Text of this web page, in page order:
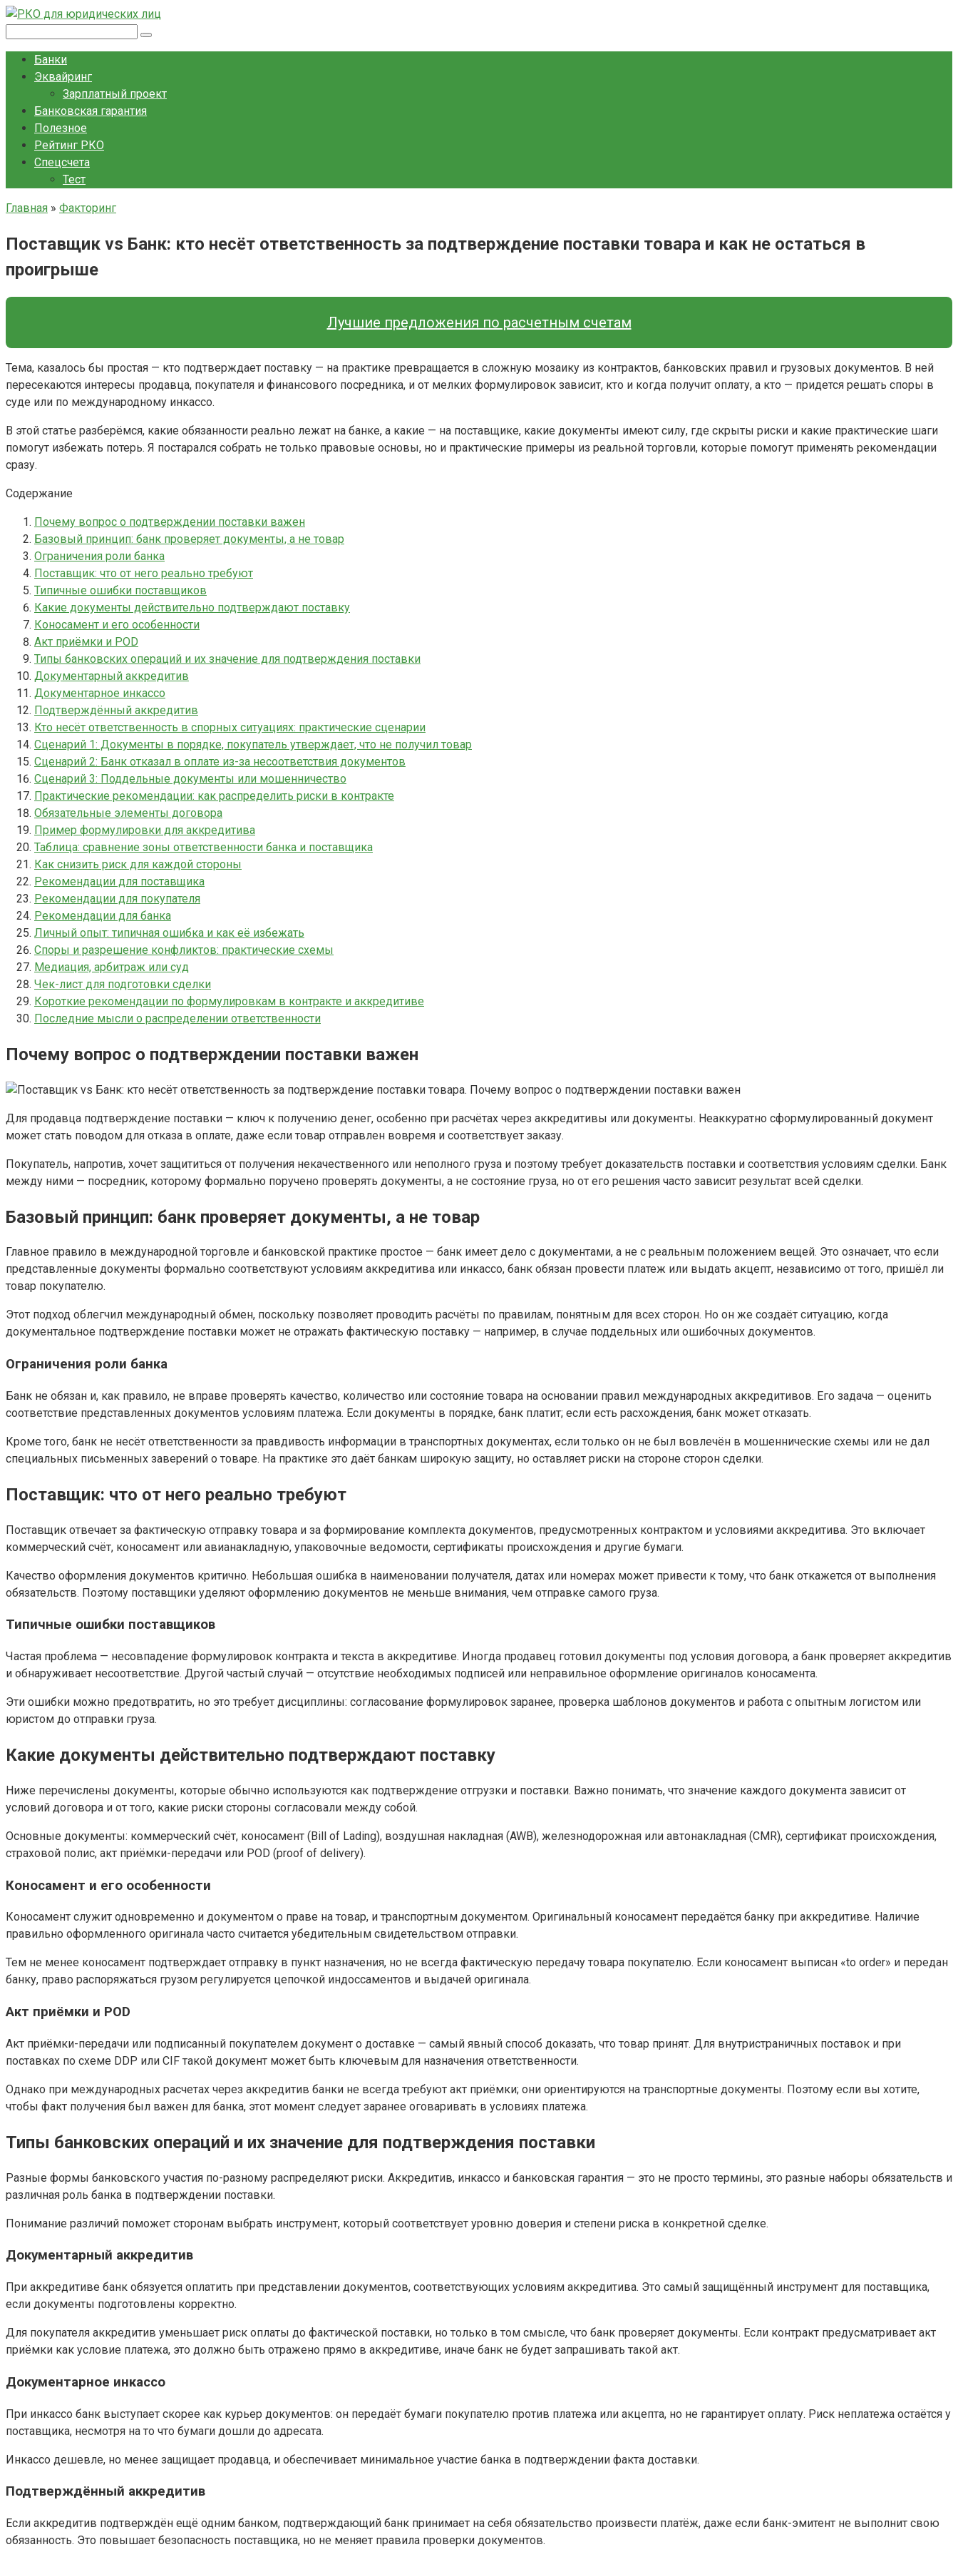
Перейти
Банки
Эквайринг
Зарплатный проект
Банковская гарантия
Полезное
Рейтинг РКО
Спецсчета
Тест
Главная » Факторинг
Поставщик vs Банк: кто несёт ответственность за подтверждение поставки товара и как не остаться в
проигрыше
Лучшие предложения по расчетным счетам
Тема, казалось бы простая — кто подтверждает поставку — на практике превращается в сложную мозаику из контрактов, банковских правил и грузовых документов. В ней
пересекаются интересы продавца, покупателя и финансового посредника, и от мелких формулировок зависит, кто и когда получит оплату, а кто — придется решать споры в
суде или по международному инкассо.
В этой статье разберёмся, какие обязанности реально лежат на банке, а какие — на поставщике, какие документы имеют силу, где скрыты риски и какие практические шаги
помогут избежать потерь. Я постарался собрать не только правовые основы, но и практические примеры из реальной торговли, которые помогут применять рекомендации
сразу.
Содержание
Почему вопрос о подтверждении поставки важен
Базовый принцип: банк проверяет документы, а не товар
Ограничения роли банка
Поставщик: что от него реально требуют
Типичные ошибки поставщиков
Какие документы действительно подтверждают поставку
Коносамент и его особенности
Акт приёмки и POD
Типы банковских операций и их значение для подтверждения поставки
Документарный аккредитив
Документарное инкассо
Подтверждённый аккредитив
Кто несёт ответственность в спорных ситуациях: практические сценарии
Сценарий 1: Документы в порядке, покупатель утверждает, что не получил товар
Сценарий 2: Банк отказал в оплате из-за несоответствия документов
Сценарий 3: Поддельные документы или мошенничество
Практические рекомендации: как распределить риски в контракте
Обязательные элементы договора
Пример формулировки для аккредитива
Таблица: сравнение зоны ответственности банка и поставщика
Как снизить риск для каждой стороны
Рекомендации для поставщика
Рекомендации для покупателя
Рекомендации для банка
Личный опыт: типичная ошибка и как её избежать
Споры и разрешение конфликтов: практические схемы
Медиация, арбитраж или суд
Чек-лист для подготовки сделки
Короткие рекомендации по формулировкам в контракте и аккредитиве
Последние мысли о распределении ответственности
Почему вопрос о подтверждении поставки важен
Для продавца подтверждение поставки — ключ к получению денег, особенно при расчётах через аккредитивы или документы. Неаккуратно сформулированный документ
может стать поводом для отказа в оплате, даже если товар отправлен вовремя и соответствует заказу.
Покупатель, напротив, хочет защититься от получения некачественного или неполного груза и поэтому требует доказательств поставки и соответствия условиям сделки. Банк
между ними — посредник, которому формально поручено проверять документы, а не состояние груза, но от его решения часто зависит результат всей сделки.
Базовый принцип: банк проверяет документы, а не товар
Главное правило в международной торговле и банковской практике простое — банк имеет дело с документами, а не с реальным положением вещей. Это означает, что если
представленные документы формально соответствуют условиям аккредитива или инкассо, банк обязан провести платеж или выдать акцепт, независимо от того, пришёл ли
товар покупателю.
Этот подход облегчил международный обмен, поскольку позволяет проводить расчёты по правилам, понятным для всех сторон. Но он же создаёт ситуацию, когда
документальное подтверждение поставки может не отражать фактическую поставку — например, в случае поддельных или ошибочных документов.
Ограничения роли банка
Банк не обязан и, как правило, не вправе проверять качество, количество или состояние товара на основании правил международных аккредитивов. Его задача — оценить
соответствие представленных документов условиям платежа. Если документы в порядке, банк платит; если есть расхождения, банк может отказать.
Кроме того, банк не несёт ответственности за правдивость информации в транспортных документах, если только он не был вовлечён в мошеннические схемы или не дал
специальных письменных заверений о товаре. На практике это даёт банкам широкую защиту, но оставляет риски на стороне сторон сделки.
Поставщик: что от него реально требуют
Поставщик отвечает за фактическую отправку товара и за формирование комплекта документов, предусмотренных контрактом и условиями аккредитива. Это включает
коммерческий счёт, коносамент или авианакладную, упаковочные ведомости, сертификаты происхождения и другие бумаги.
Качество оформления документов критично. Небольшая ошибка в наименовании получателя, датах или номерах может привести к тому, что банк откажется от выполнения
обязательств. Поэтому поставщики уделяют оформлению документов не меньше внимания, чем отправке самого груза.
Типичные ошибки поставщиков
Частая проблема — несовпадение формулировок контракта и текста в аккредитиве. Иногда продавец готовил документы под условия договора, а банк проверяет аккредитив
и обнаруживает несоответствие. Другой частый случай — отсутствие необходимых подписей или неправильное оформление оригиналов коносамента.
Эти ошибки можно предотвратить, но это требует дисциплины: согласование формулировок заранее, проверка шаблонов документов и работа с опытным логистом или
юристом до отправки груза.
Какие документы действительно подтверждают поставку
Ниже перечислены документы, которые обычно используются как подтверждение отгрузки и поставки. Важно понимать, что значение каждого документа зависит от
условий договора и от того, какие риски стороны согласовали между собой.
Основные документы: коммерческий счёт, коносамент (Bill of Lading), воздушная накладная (AWB), железнодорожная или автонакладная (CMR), сертификат происхождения,
страховой полис, акт приёмки-передачи или POD (proof of delivery).
Коносамент и его особенности
Коносамент служит одновременно и документом о праве на товар, и транспортным документом. Оригинальный коносамент передаётся банку при аккредитиве. Наличие
правильно оформленного оригинала часто считается убедительным свидетельством отправки.
Тем не менее коносамент подтверждает отправку в пункт назначения, но не всегда фактическую передачу товара покупателю. Если коносамент выписан «to order» и передан
банку, право распоряжаться грузом регулируется цепочкой индоссаментов и выдачей оригинала.
Акт приёмки и POD
Акт приёмки-передачи или подписанный покупателем документ о доставке — самый явный способ доказать, что товар принят. Для внутристраничных поставок и при
поставках по схеме DDP или CIF такой документ может быть ключевым для назначения ответственности.
Однако при международных расчетах через аккредитив банки не всегда требуют акт приёмки; они ориентируются на транспортные документы. Поэтому если вы хотите,
чтобы факт получения был важен для банка, этот момент следует заранее оговаривать в условиях платежа.
Типы банковских операций и их значение для подтверждения поставки
Разные формы банковского участия по-разному распределяют риски. Аккредитив, инкассо и банковская гарантия — это не просто термины, это разные наборы обязательств и
различная роль банка в подтверждении поставки.
Понимание различий поможет сторонам выбрать инструмент, который соответствует уровню доверия и степени риска в конкретной сделке.
Документарный аккредитив
При аккредитиве банк обязуется оплатить при представлении документов, соответствующих условиям аккредитива. Это самый защищённый инструмент для поставщика,
если документы подготовлены корректно.
Для покупателя аккредитив уменьшает риск оплаты до фактической поставки, но только в том смысле, что банк проверяет документы. Если контракт предусматривает акт
приёмки как условие платежа, это должно быть отражено прямо в аккредитиве, иначе банк не будет запрашивать такой акт.
Документарное инкассо
При инкассо банк выступает скорее как курьер документов: он передаёт бумаги покупателю против платежа или акцепта, но не гарантирует оплату. Риск неплатежа остаётся у
поставщика, несмотря на то что бумаги дошли до адресата.
Инкассо дешевле, но менее защищает продавца, и обеспечивает минимальное участие банка в подтверждении факта доставки.
Подтверждённый аккредитив
Если аккредитив подтверждён ещё одним банком, подтверждающий банк принимает на себя обязательство произвести платёж, даже если банк-эмитент не выполнит свою
обязанность. Это повышает безопасность поставщика, но не меняет правила проверки документов.